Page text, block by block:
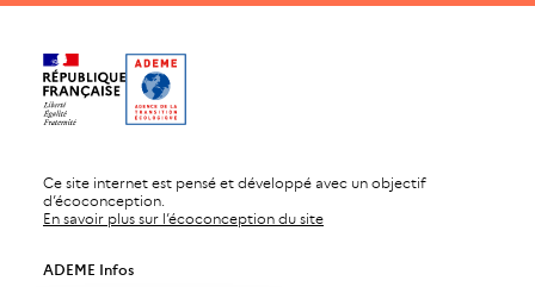
Ce site internet est pensé et développé avec un objectif
d’écoconception.
En savoir plus sur l’écoconception du site
ADEME Infos